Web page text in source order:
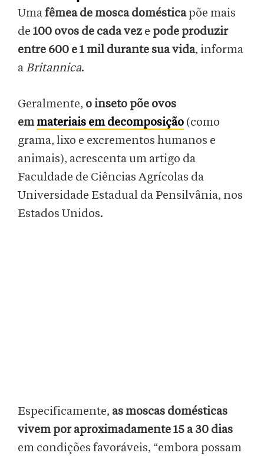
Umafêmea de mosca domésticapõe mais
de 100 ovos de cada vez e pode produzir
entre 600 e 1 mil durante sua vida, informa
aBritannica.
Geralmente, o inseto põe ovos
emmateriais em decomposição (como
grama, lixo e excrementos humanos e
animais), acrescenta um artigo da
Faculdade de Ciências Agrícolas da
Universidade Estadual da Pensilvânia, nos
Estados Unidos.
Especificamente, as moscas domésticas
vivem por aproximadamente 15 a 30 dias
em condições favoráveis, “embora possam